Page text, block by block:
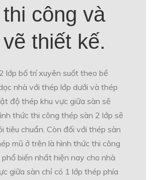
công và
thiết kế.
lớp bố trí xuyên suốt theo bề
nhà với thép lớp dưới và thép
độ thép khu vực giữa sàn sẽ
thức thi công thép sàn 2 lớp sẽ
tiêu chuẩn. Còn đối với thép sàn
mũ ở trên là hình thức thi công
biến nhất hiện nay cho nhà
giữa sàn chỉ có 1 lớp thép phía